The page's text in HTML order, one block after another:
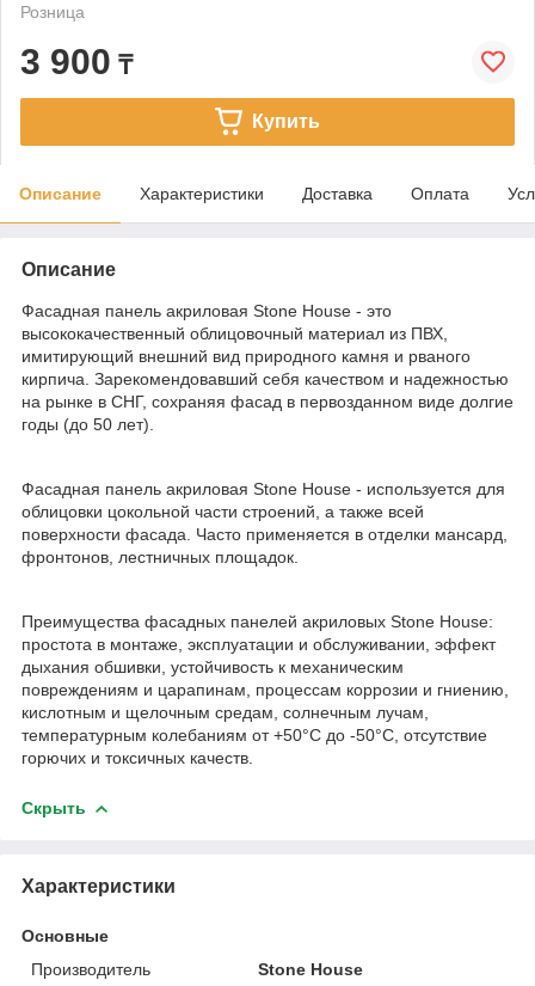
Розница
3 900 ₸
Купить
Описание Характеристики Доставка Оплата
Описание
Фасадная панель акриловая Stone House - это
высококачественный облицовочный материал из ПВХ,
имитирующий внешний вид природного камня и рваного
кирпича. Зарекомендовавший себя качеством и надежностью
на рынке в СНГ, сохраняя фасад в первозданном виде долгие
годы (до 50 лет).
Фасадная панель акриловая Stone House - используется для
облицовки цокольной части строений, а также всей
поверхности фасада. Часто применяется в отделки мансард,
фронтонов, лестничных площадок.
Преимущества фасадных панелей акриловых Stone House:
простота в монтаже, эксплуатации и обслуживании, эффект
дыхания обшивки, устойчивость к механическим
повреждениям и царапинам, процессам коррозии и гниению,
кислотным и щелочным средам, солнечным лучам,
температурным колебаниям от +50‎°C до -50°C, отсутствие
горючих и токсичных качеств.
Скрыть
Характеристики
Основные
Производитель
Stone House